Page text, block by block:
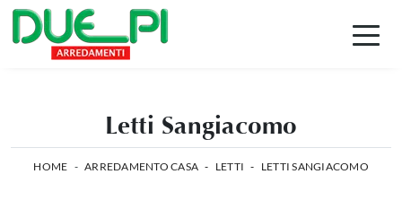
Letti Sangiacomo
HOME - ARREDAMENTO CASA - LETTI - LETTI SANGIACOMO